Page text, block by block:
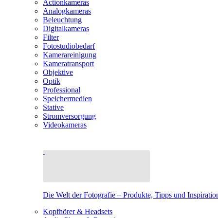
Actionkameras
Analogkameras
Beleuchtung
Digitalkameras
Filter
Fotostudiobedarf
Kamerareinigung
Kameratransport
Objektive
Optik
Professional
Speichermedien
Stative
Stromversorgung
Videokameras
Die Welt der Fotografie – Produkte, Tipps und
Kopfhörer & Headsets